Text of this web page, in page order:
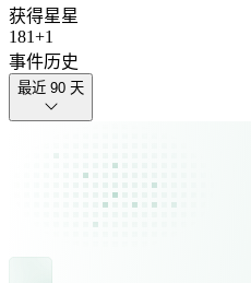
获得星星
181+1
事件历史
最近 90 天